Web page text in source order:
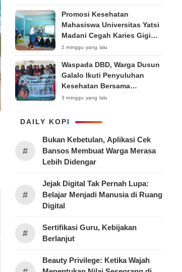
dan Ibu PKK RT 04 RW 01
Kelurahan Pakintelan
Promosi Kesehatan
Mahasiswa Universitas Yatsi
Madani Cegah Karies Gigi
Anak
2 minggu yang lalu
Waspada DBD, Warga Dusun
Galalo Ikuti Penyuluhan
Kesehatan Bersama
Mahasiswa Pemberdayaan
Surabaya 2026
3 minggu yang lalu
DAILY KOPI
#
Bukan Kebetulan, Aplikasi Cek
Bansos Membuat Warga Merasa
Lebih Didengar
#
Jejak Digital Tak Pernah Lupa:
Belajar Menjadi Manusia di Ruang
Digital
#
Sertifikasi Guru, Kebijakan
Berlanjut
Beauty Privilege: Ketika Wajah